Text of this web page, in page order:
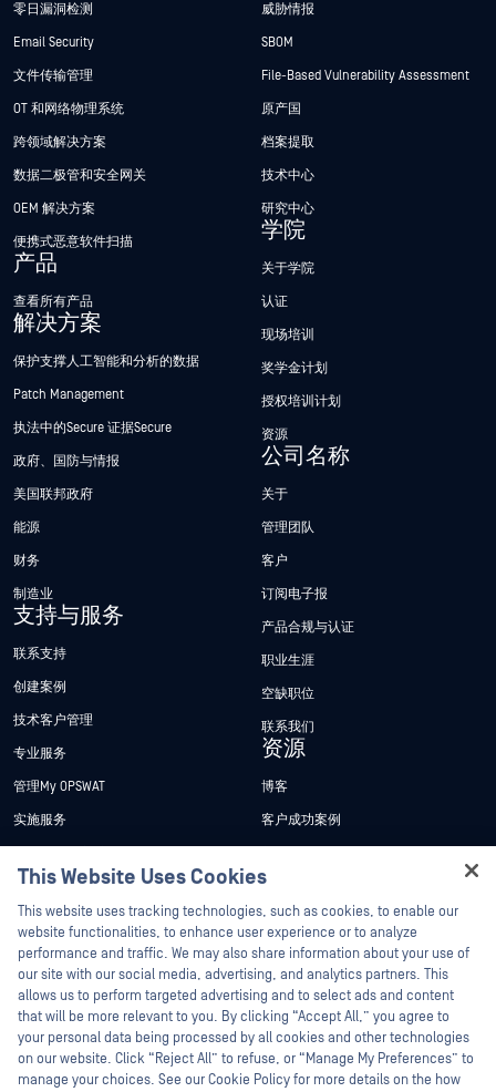
零日漏洞检测
Email Security
文件传输管理
OT 和网络物理系统
跨领域解决方案
数据二极管和安全网关
OEM 解决方案
便携式恶意软件扫描
产品
查看所有产品
解决方案
保护支撑人工智能和分析的数据
Patch Management
执法中的Secure 证据Secure
政府、国防与情报
美国联邦政府
能源
财务
制造业
支持与服务
联系支持
创建案例
技术客户管理
专业服务
管理My OPSWAT
实施服务
技术文档
培训
漏洞计划
合作伙伴
认证
技术合作伙伴
渠道合作伙伴计划
威胁情报
SBOM
File-Based Vulnerability Assessment
原产国
档案提取
技术中心
研究中心
学院
关于学院
认证
现场培训
奖学金计划
授权培训计划
资源
公司名称
关于
管理团队
客户
订阅电子报
产品合规与认证
职业生涯
空缺职位
联系我们
资源
博客
客户成功案例
新闻报道
活动
网络研讨会
产品型录
白皮书
免费工具
This Website Uses Cookies
This website uses tracking technologies, such as cookies, to enable our
website functionalities, to enhance user experience or to analyze
performance and traffic. We may also share information about your use of
our site with our social media, advertising, and analytics partners. This
allows us to perform targeted advertising and to select ads and content
that will be more relevant to you. By clicking “Accept All,” you agree to
your personal data being processed by all cookies and other technologies
on our website. Click “Reject All” to refuse, or “Manage My Preferences” to
manage your choices. See our Cookie Policy for more details on the how
Hey there!
I'm Ozzy, your OPSWAT virtual assistant.
How can I help you secure what's critical
today?